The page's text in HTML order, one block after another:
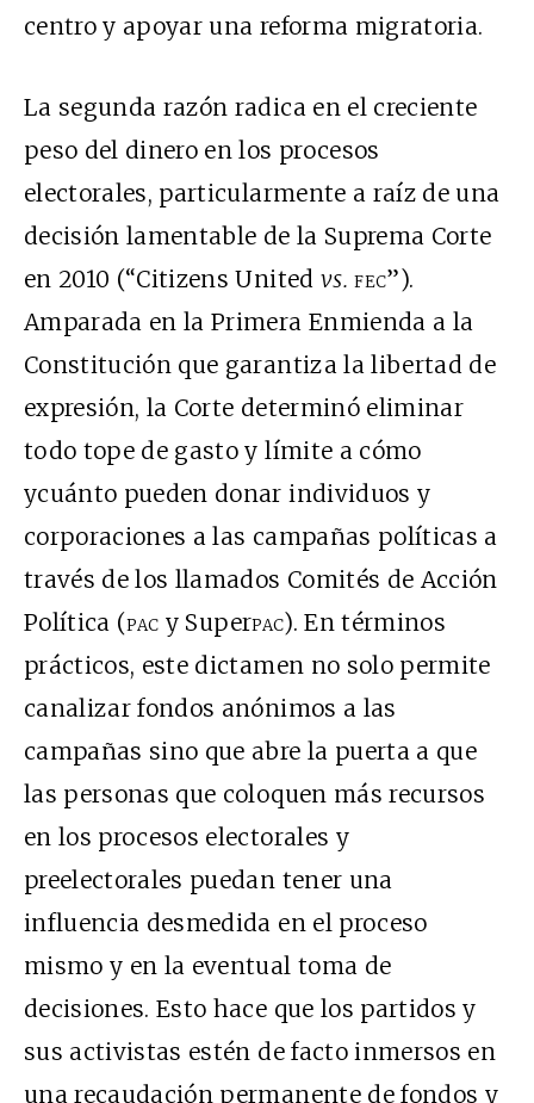
centro y apoyar una reforma migratoria.
La segunda razón radica en el creciente
peso del dinero en los procesos
electorales, particularmente a raíz de una
decisión lamentable de la Suprema Corte
en 2010 (“Citizens United vs. fec”).
Amparada en la Primera Enmienda a la
Constitución que garantiza la libertad de
expresión, la Corte determinó eliminar
todo tope de gasto y límite a cómo
ycuánto pueden donar individuos y
corporaciones a las campañas políticas a
través de los llamados Comités de Acción
Política (pac y Superpac). En términos
prácticos, este dictamen no solo permite
canalizar fondos anónimos a las
campañas sino que abre la puerta a que
las personas que coloquen más recursos
en los procesos electorales y
preelectorales puedan tener una
influencia desmedida en el proceso
mismo y en la eventual toma de
decisiones. Esto hace que los partidos y
sus activistas estén de facto inmersos en
una recaudación permanente de fondos y